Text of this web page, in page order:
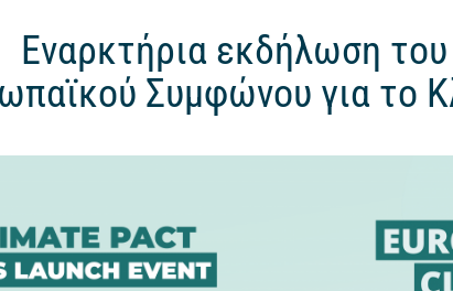
Εναρκτήρια εκδήλωση του
Συμφώνου για το